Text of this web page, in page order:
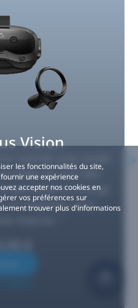
Vision
de suivi des
que prise en charge
et corporels, sans
requise.
plus
les fonctionnalités du site,
une expérience
accepter nos cookies en
vos préférences sur
trouver plus d'informations